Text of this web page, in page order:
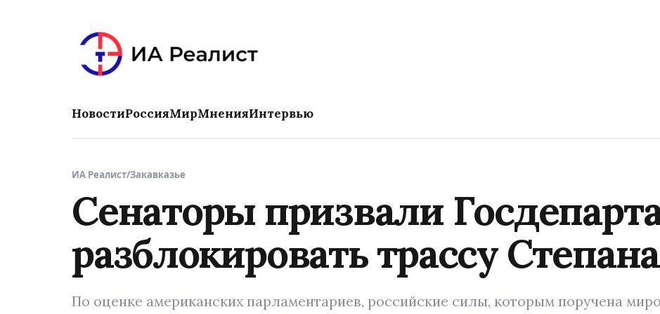
НовостиРоссияМирМненияИнтервью
ИА Реалист/Закавказье
Сенаторы призвали
разблокировать трассу
По оценке американских парламентариев, российские силы, которым поручена